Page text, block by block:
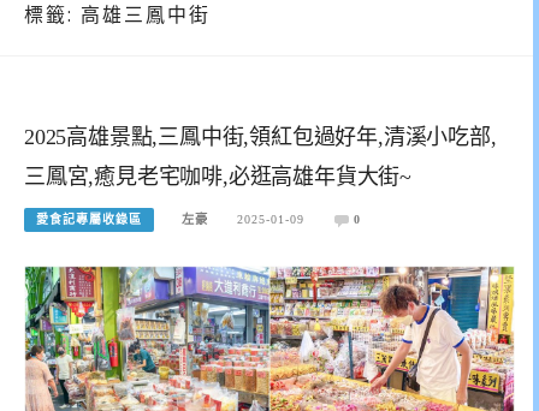
標籤: 高雄三鳳中街
2025高雄景點,三鳳中街,領紅包過好年,清溪小吃部,
三鳳宮,癒見老宅咖啡,必逛高雄年貨大街~
愛食記專屬收錄區 左豪 2025-01-09 0